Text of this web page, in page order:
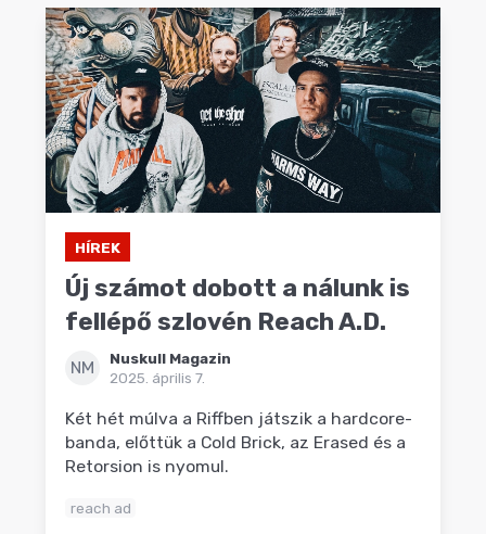
HÍREK
Új számot dobott a nálunk is
fellépő szlovén Reach A.D.
NM
Nuskull Magazin
2025. április 7.
Két hét múlva a Riffben játszik a hardcore-
banda, előttük a Cold Brick, az Erased és a
Retorsion is nyomul.
reach ad